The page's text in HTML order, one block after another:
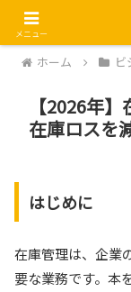
ホーム ビ
【2026年
在庫ロスを
はじめに
在庫管理は、企業
要な業務です。本
メニュー